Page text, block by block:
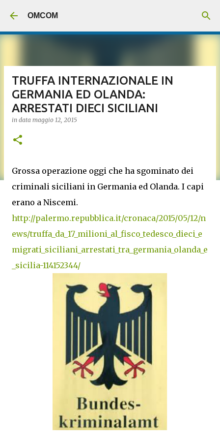
OMCOM
TRUFFA INTERNAZIONALE IN
GERMANIA ED OLANDA:
ARRESTATI DIECI SICILIANI
in data maggio 12, 2015
Grossa operazione oggi che ha sgominato dei
criminali siciliani in Germania ed Olanda. I capi
erano a Niscemi.
http://palermo.repubblica.it/cronaca/2015/05/12/n
ews/truffa_da_17_milioni_al_fisco_tedesco_dieci_e
migrati_siciliani_arrestati_tra_germania_olanda_e
_sicilia-114152344/